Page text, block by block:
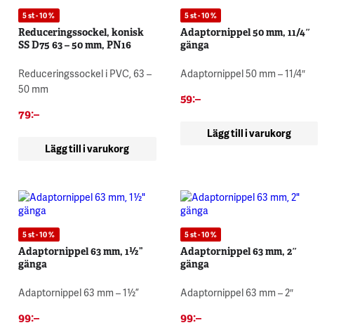
5 st - 10 %
Reduceringssockel, konisk
SS D75 63 – 50 mm, PN16
Reduceringssockel i PVC, 63 –
50 mm
79:–
Lägg till i varukorg
5 st - 10 %
Adaptornippel 50 mm, 11/4″
gänga
Adaptornippel 50 mm – 11/4″
59:–
Lägg till i varukorg
5 st - 10 %
Adaptornippel 63 mm, 1½”
gänga
Adaptornippel 63 mm – 1½”
99:–
5 st - 10 %
Adaptornippel 63 mm, 2″
gänga
Adaptornippel 63 mm – 2″
99:–